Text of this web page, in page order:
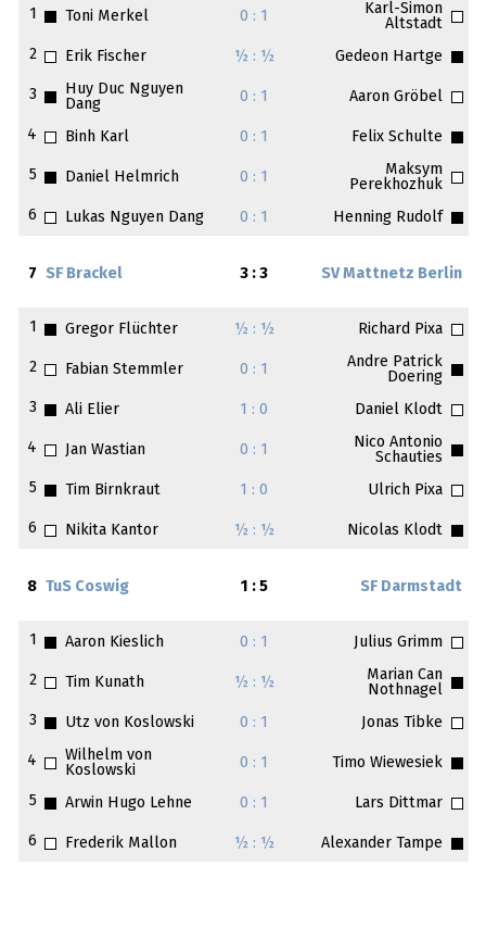
1 Toni Merkel 0 : 1
Karl-Simon
Altstadt
2
Erik Fischer ½ : ½ Gedeon Hartge
3
Huy Duc Nguyen
Dang
0 : 1 Aaron Gröbel
4 Binh Karl 0 : 1 Felix Schulte
5 Daniel Helmrich 0 : 1
Maksym
Perekhozhuk
6
Lukas Nguyen Dang 0 : 1 Henning Rudolf
7 SF Brackel 3 : 3 SV Mattnetz Berlin
1 Gregor Flüchter ½ : ½ Richard Pixa
2 Fabian Stemmler 0 : 1
Andre Patrick
Doering
3
Ali Elier 1 : 0 Daniel Klodt
4 Jan Wastian 0 : 1
Nico Antonio
Schauties
5
Tim Birnkraut 1 : 0 Ulrich Pixa
6 Nikita Kantor ½ : ½ Nicolas Klodt
8 TuS Coswig 1 : 5 SF Darmstadt
1 Aaron Kieslich 0 : 1 Julius Grimm
2 Tim Kunath ½ : ½
Marian Can
Nothnagel
3
Utz von Koslowski 0 : 1 Jonas Tibke
4
Wilhelm von
Koslowski
0 : 1 Timo Wiewesiek
5 Arwin Hugo Lehne 0 : 1 Lars Dittmar
6 Frederik Mallon ½ : ½ Alexander Tampe